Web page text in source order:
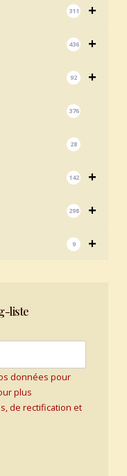
+
311
+
436
+
92
376
28
+
142
+
298
+
9
liste
données pour
plus
de rectification et